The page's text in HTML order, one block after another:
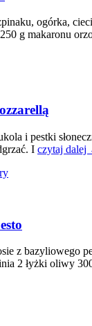
ogórka,
g makaronu
i pestki
I czytaj dalej
z bazyliowego
2 łyżki oliwy